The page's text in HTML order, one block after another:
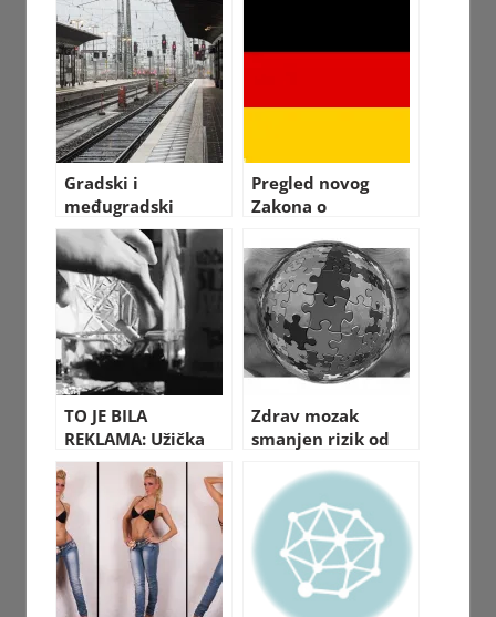
apoteci
Gradski i
međugradski
prevoz u Nemačkoj
za 49€ mesečno
Pregled novog
Zakona o
kvalifikovane
radne snage u
Nemačkoj
TO JE BILA
REKLAMA: Užička
šljivovica u
blokbasteru iz 1963
Zdrav mozak
smanjen rizik od
saveta